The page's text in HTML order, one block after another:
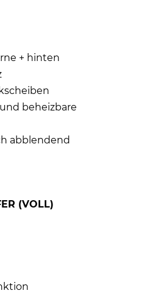
+ hinten
beheizbare
abblendend
(VOLL)